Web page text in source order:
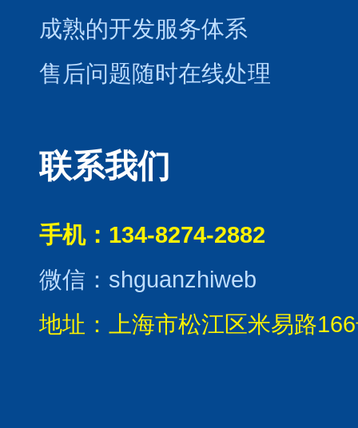
成熟的开发服务体系
售后问题随时在线处理
联系我们
手机：134-8274-2882
微信：shguanzhiweb
地址：上海市松江区米易路